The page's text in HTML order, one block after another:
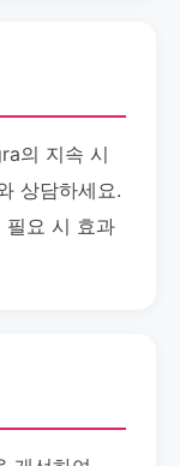
의 지속 시
상담하세요.
필요 시 효과